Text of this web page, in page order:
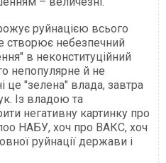
руйнацією всього
створює небезпечний
в неконституційний
непопулярне й не
це "зелена" влада, завтра
Із владою та
негативну картинку про
НАБУ, хоч про ВАКС, хоч
руйнації держави і